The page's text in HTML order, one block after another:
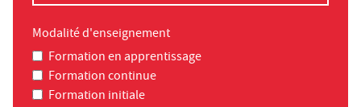
Modalité d'enseignement
Formation en apprentissage
Formation continue
Formation initiale